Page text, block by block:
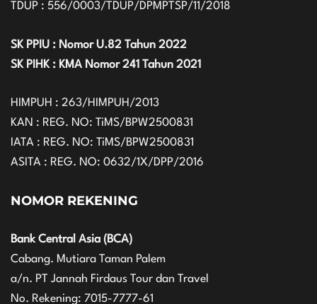
TDUP : 556/0003/TDUP/DPMPTSP/11/2018
SK PPIU : Nomor U.82 Tahun 2022
SK PIHK : KMA Nomor 241 Tahun 2021
HIMPUH : 263/HIMPUH/2013
KAN : REG. NO: TiMS/BPW2500831
IATA : REG. NO: TiMS/BPW2500831
ASITA : REG. NO: 0632/1X/DPP/2016
NOMOR REKENING
Bank Central Asia (BCA)
Cabang. Mutiara Taman Palem
a/n. PT Jannah Firdaus Tour dan Travel
No. Rekening: 7015-7777-61